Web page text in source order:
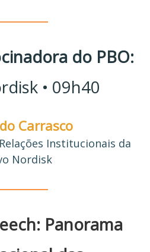
do PBO:
• 09h40
Carrasco
Institucionais da
Nordisk
Panorama